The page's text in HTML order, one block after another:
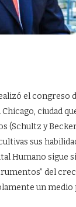
el congreso
ciudad
(Schultz y
sus
Humano sigue
del
un medio